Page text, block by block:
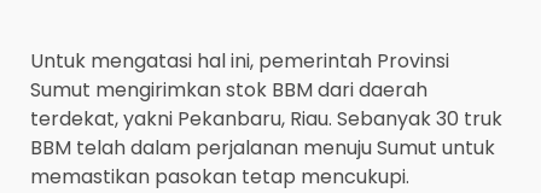
Untuk mengatasi hal ini, pemerintah Provinsi
Sumut mengirimkan stok BBM dari daerah
terdekat, yakni Pekanbaru, Riau. Sebanyak 30 truk
BBM telah dalam perjalanan menuju Sumut untuk
memastikan pasokan tetap mencukupi.